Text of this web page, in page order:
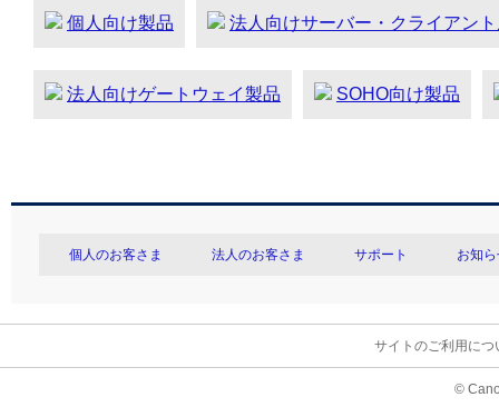
個人向け製品 法人向けサーバー・クライアン
法人向けゲートウェイ製品 SOHO向け製品
個人のお客さま 法人のお客さま サポート お知
サイトのご利用につ
©